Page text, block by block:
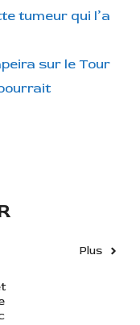
tumeur qui l’a
sur le Tour
Plus